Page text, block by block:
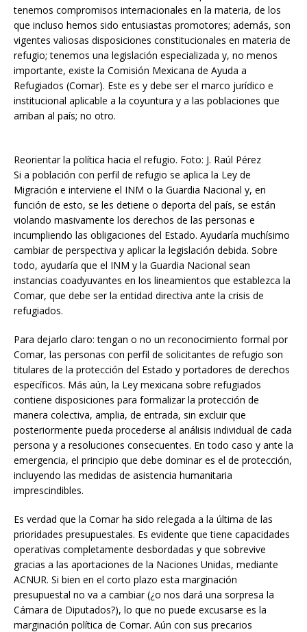
tenemos compromisos internacionales en la materia, de los
que incluso hemos sido entusiastas promotores; además, son
vigentes valiosas disposiciones constitucionales en materia de
refugio; tenemos una legislación especializada y, no menos
importante, existe la Comisión Mexicana de Ayuda a
Refugiados (Comar). Este es y debe ser el marco jurídico e
institucional aplicable a la coyuntura y a las poblaciones que
arriban al país; no otro.
Reorientar la política hacia el refugio. Foto: J. Raúl Pérez
Si a población con perfil de refugio se aplica la Ley de
Migración e interviene el INM o la Guardia Nacional y, en
función de esto, se les detiene o deporta del país, se están
violando masivamente los derechos de las personas e
incumpliendo las obligaciones del Estado. Ayudaría muchísimo
cambiar de perspectiva y aplicar la legislación debida. Sobre
todo, ayudaría que el INM y la Guardia Nacional sean
instancias coadyuvantes en los lineamientos que establezca la
Comar, que debe ser la entidad directiva ante la crisis de
refugiados.
Para dejarlo claro: tengan o no un reconocimiento formal por
Comar, las personas con perfil de solicitantes de refugio son
titulares de la protección del Estado y portadores de derechos
específicos. Más aún, la Ley mexicana sobre refugiados
contiene disposiciones para formalizar la protección de
manera colectiva, amplia, de entrada, sin excluir que
posteriormente pueda procederse al análisis individual de cada
persona y a resoluciones consecuentes. En todo caso y ante la
emergencia, el principio que debe dominar es el de protección,
incluyendo las medidas de asistencia humanitaria
imprescindibles.
Es verdad que la Comar ha sido relegada a la última de las
prioridades presupuestales. Es evidente que tiene capacidades
operativas completamente desbordadas y que sobrevive
gracias a las aportaciones de la Naciones Unidas, mediante
ACNUR. Si bien en el corto plazo esta marginación
presupuestal no va a cambiar (¿o nos dará una sorpresa la
Cámara de Diputados?), lo que no puede excusarse es la
marginación política de Comar. Aún con sus precarios